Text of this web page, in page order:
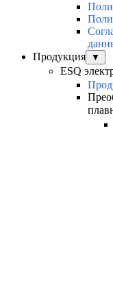
Продукция
▼
ESQ